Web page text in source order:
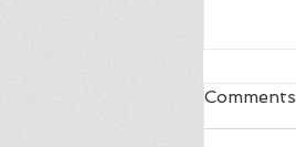
Comments